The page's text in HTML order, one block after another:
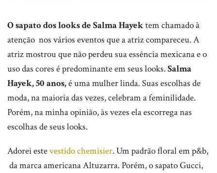
O sapato dos looks de Salma Hayektem chamado à
atenção nos vários eventos que a atriz compareceu. A
atriz mostrou que não perdeu sua essência mexicana e o
uso das cores é predominante em seus looks.Salma
Hayek, 50 anos,é uma mulher linda. Suas escolhas de
moda, na maioria das vezes, celebram a feminilidade.
Porém, na minha opinião, às vezes ela escorrega nas
escolhas de seus looks.
Adorei estevestido chemisier. Um padrão floral em p&b,
da marca americana Altuzarra. Porém, o sapato Gucci,